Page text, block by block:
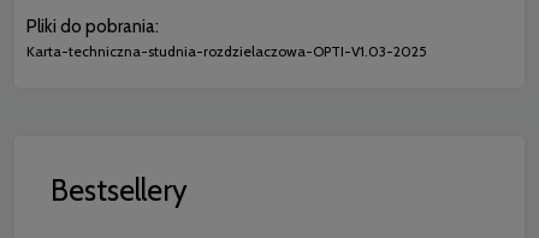
Pliki do pobrania:
Karta-techniczna-studnia-rozdzielaczowa-OPTI-V1.03-2025
Bestsellery